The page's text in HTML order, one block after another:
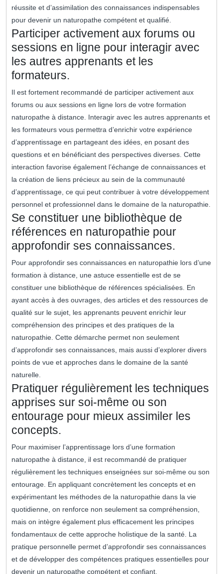
réussite et d’assimilation des connaissances indispensables
pour devenir un naturopathe compétent et qualifié.
Participer activement aux forums ou
sessions en ligne pour interagir avec
les autres apprenants et les
formateurs.
Il est fortement recommandé de participer activement aux
forums ou aux sessions en ligne lors de votre formation
naturopathe à distance. Interagir avec les autres apprenants et
les formateurs vous permettra d’enrichir votre expérience
d’apprentissage en partageant des idées, en posant des
questions et en bénéficiant des perspectives diverses. Cette
interaction favorise également l’échange de connaissances et
la création de liens précieux au sein de la communauté
d’apprentissage, ce qui peut contribuer à votre développement
personnel et professionnel dans le domaine de la naturopathie.
Se constituer une bibliothèque de
références en naturopathie pour
approfondir ses connaissances.
Pour approfondir ses connaissances en naturopathie lors d’une
formation à distance, une astuce essentielle est de se
constituer une bibliothèque de références spécialisées. En
ayant accès à des ouvrages, des articles et des ressources de
qualité sur le sujet, les apprenants peuvent enrichir leur
compréhension des principes et des pratiques de la
naturopathie. Cette démarche permet non seulement
d’approfondir ses connaissances, mais aussi d’explorer divers
points de vue et approches dans le domaine de la santé
naturelle.
Pratiquer régulièrement les techniques
apprises sur soi-même ou son
entourage pour mieux assimiler les
concepts.
Pour maximiser l’apprentissage lors d’une formation
naturopathe à distance, il est recommandé de pratiquer
régulièrement les techniques enseignées sur soi-même ou son
entourage. En appliquant concrètement les concepts et en
expérimentant les méthodes de la naturopathie dans la vie
quotidienne, on renforce non seulement sa compréhension,
mais on intègre également plus efficacement les principes
fondamentaux de cette approche holistique de la santé. La
pratique personnelle permet d’approfondir ses connaissances
et de développer des compétences pratiques essentielles pour
devenir un naturopathe compétent et confiant.